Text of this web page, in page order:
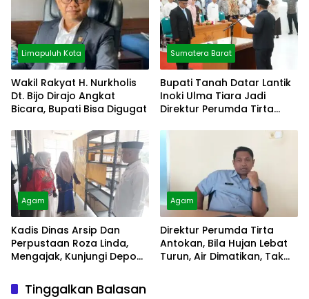
Limapuluh Kota
Wakil Rakyat H. Nurkholis
Dt. Bijo Dirajo Angkat
Bicara, Bupati Bisa Digugat
Sumatera Barat
Bupati Tanah Datar Lantik
Inoki Ulma Tiara Jadi
Direktur Perumda Tirta
Agam
Kadis Dinas Arsip Dan
Perpustaan Roza Linda,
Mengajak, Kunjungi Depo
Agam
Direktur Perumda Tirta
Antokan, Bila Hujan Lebat
Turun, Air Dimatikan, Tak
Tinggalkan Balasan